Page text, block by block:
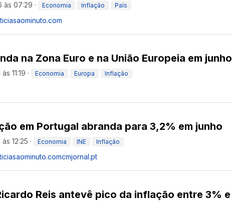
às 07:29 · Economia Inflação País
na Zona Euro e na União Europeia em junho
11:19 · Economia Europa Inflação
em Portugal abranda para 3,2% em junho
12:25 · Economia INE Inflação
cmjornal.pt
Reis antevê pico da inflação entre 3% e